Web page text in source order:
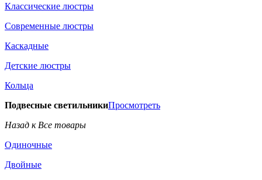
Классические люстры
Современные люстры
Каскадные
Детские люстры
Кольца
Подвесные светильникиПросмотреть
Назад к Все товары
Одиночные
Двойные